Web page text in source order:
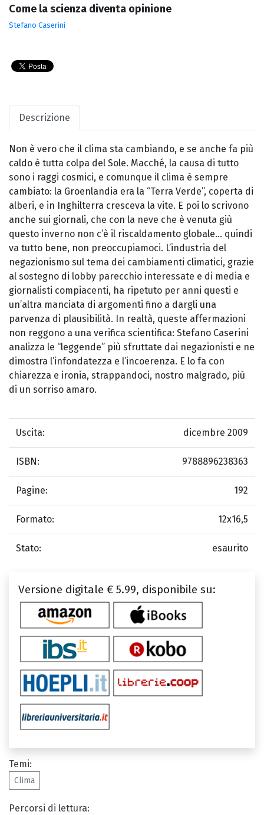
Come la scienza diventa opinione
Stefano Caserini
Descrizione
Non è vero che il clima sta cambiando, e se anche fa più
caldo è tutta colpa del Sole. Macché, la causa di tutto
sono i raggi cosmici, e comunque il clima è sempre
cambiato: la Groenlandia era la “Terra Verde”, coperta di
alberi, e in Inghilterra cresceva la vite. E poi lo scrivono
anche sui giornali, che con la neve che è venuta giù
questo inverno non c’è il riscaldamento globale... quindi
va tutto bene, non preoccupiamoci. L’industria del
negazionismo sul tema dei cambiamenti climatici, grazie
al sostegno di lobby parecchio interessate e di media e
giornalisti compiacenti, ha ripetuto per anni questi e
un’altra manciata di argomenti fino a dargli una
parvenza di plausibilità. In realtà, queste affermazioni
non reggono a una verifica scientifica: Stefano Caserini
analizza le “leggende” più sfruttate dai negazionisti e ne
dimostra l’infondatezza e l’incoerenza. E lo fa con
chiarezza e ironia, strappandoci, nostro malgrado, più
di un sorriso amaro.
Uscita: dicembre 2009
ISBN: 9788896238363
Pagine: 192
Formato: 12x16,5
Stato: esaurito
Versione digitale € 5.99, disponibile su:
Temi:
Clima
Percorsi di lettura: